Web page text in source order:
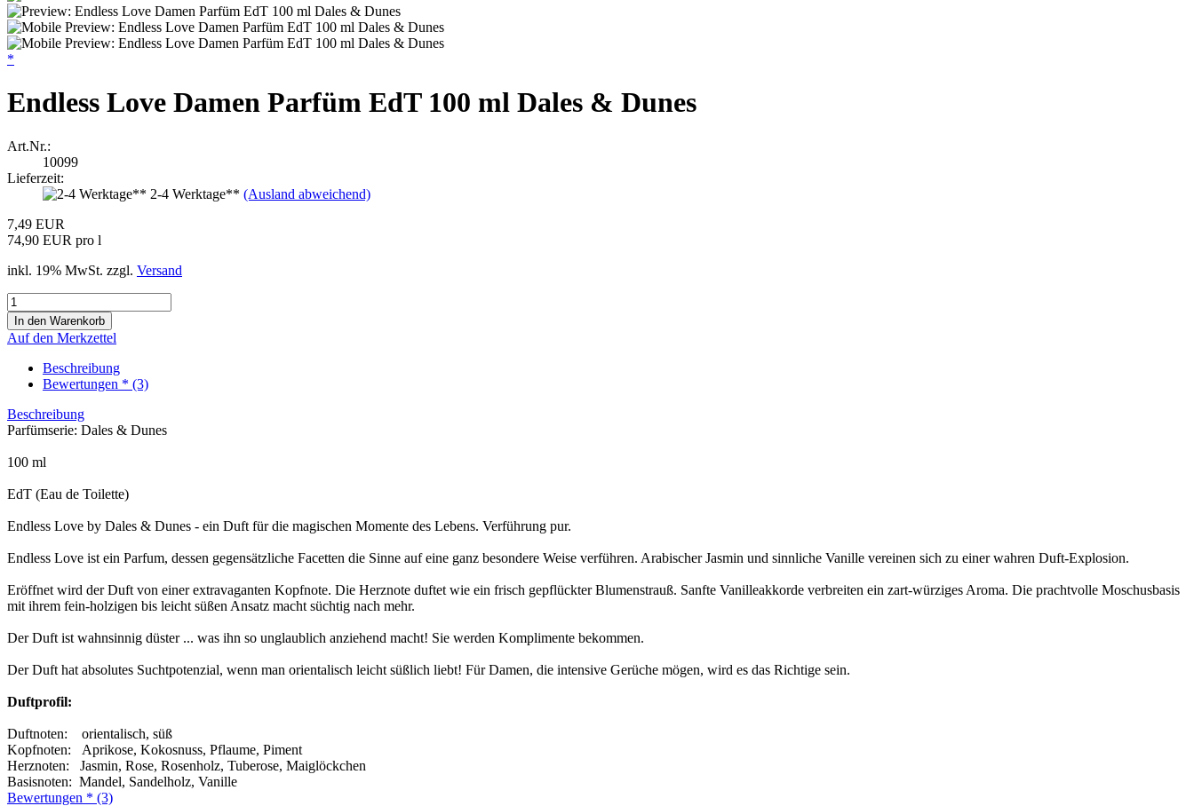
*
Endless Love Damen Parfüm EdT 100 ml Dales & Dunes
Art.Nr.:
10099
Lieferzeit:
2-4 Werktage** (Ausland abweichend)
7,49 EUR
74,90 EUR pro l
inkl. 19% MwSt. zzgl. Versand
Auf den Merkzettel
Beschreibung
Bewertungen * (3)
Beschreibung
Parfümserie: Dales & Dunes
100 ml
EdT (Eau de Toilette)
Endless Love by Dales & Dunes - ein Duft für die magischen Momente des Lebens. Verführung pur.
Endless Love ist ein Parfum, dessen gegensätzliche Facetten die Sinne auf eine ganz besondere Weise verführen. Arabischer Jasmin und sinnliche Vanille vereinen sich zu einer wahren Duft-Explosion.
Eröffnet wird der Duft von einer extravaganten Kopfnote. Die Herznote duftet wie ein frisch gepflückter Blumenstrauß. Sanfte Vanilleakkorde verbreiten ein zart-würziges Aroma. Die prachtvolle Moschusbasis
mit ihrem fein-holzigen bis leicht süßen Ansatz macht süchtig nach mehr.
Der Duft ist wahnsinnig düster ... was ihn so unglaublich anziehend macht! Sie werden Komplimente bekommen.
Der Duft hat absolutes Suchtpotenzial, wenn man orientalisch leicht süßlich liebt! Für Damen, die intensive Gerüche mögen, wird es das Richtige sein.
Duftprofil:
Duftnoten: orientalisch, süß
Kopfnoten: Aprikose, Kokosnuss, Pflaume, Piment
Herznoten: Jasmin, Rose, Rosenholz, Tuberose, Maiglöckchen
Basisnoten: Mandel, Sandelholz, Vanille
Bewertungen * (3)